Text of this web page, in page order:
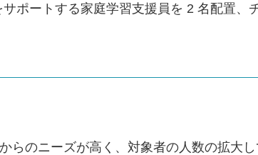
ポートする家庭学習支援員を 2 名配置、
のニーズが高く、対象者の人数の拡大し